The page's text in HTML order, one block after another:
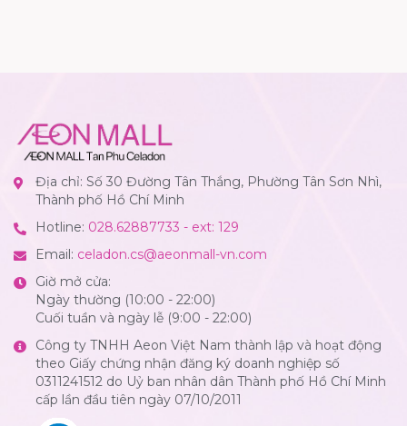
Địa chỉ: Số 30 Đường Tân Thắng, Phường Tân Sơn Nhì,
Thành phố Hồ Chí Minh
Hotline: 028.62887733 - ext: 129
Email: celadon.cs@aeonmall-vn.com
Giờ mở cửa:
Ngày thường (10:00 - 22:00)
Cuối tuần và ngày lễ (9:00 - 22:00)
Công ty TNHH Aeon Việt Nam thành lập và hoạt động
theo Giấy chứng nhận đăng ký doanh nghiệp số
0311241512 do Uỷ ban nhân dân Thành phố Hồ Chí Minh
cấp lần đầu tiên ngày 07/10/2011